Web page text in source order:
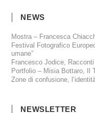
NEWS
Mostra – Francesca
Festival Fotografico
umane”
Francesco Jodice,
Portfolio – Misia Bottaro, Il
Zone di confusione,
NEWSLETTER